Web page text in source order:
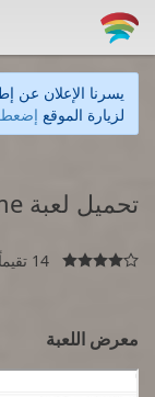
يسرنا الإعلان عن
لزيارة الموقع إضعط
تحميل لعبة Bound By Flame
 14 تقيماً
معرض اللعبة